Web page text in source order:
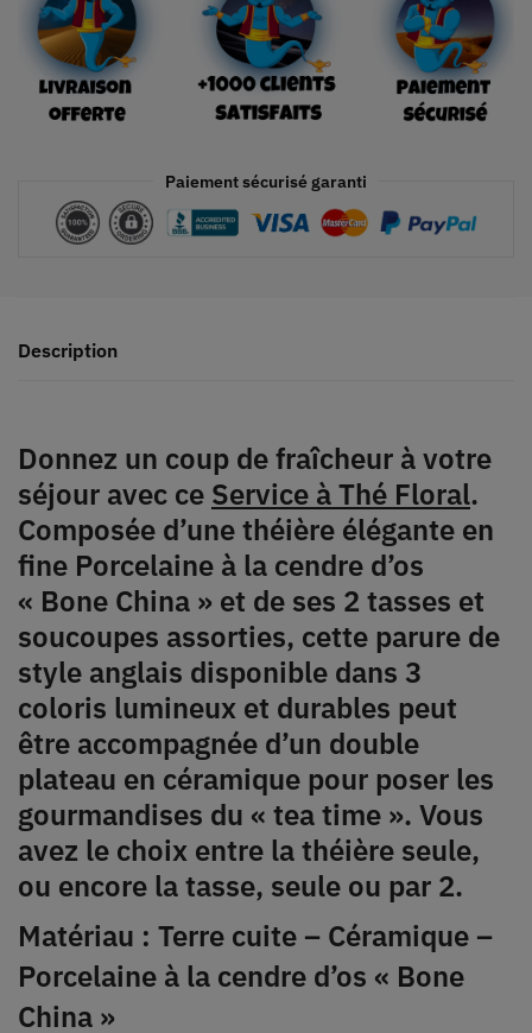
Paiement sécurisé garanti
Description
Donnez un coup de fraîcheur à votre
séjour avec ce Service à Thé Floral.
Composée d’une théière élégante en
fine Porcelaine à la cendre d’os
« Bone China » et de ses 2 tasses et
soucoupes assorties, cette parure de
style anglais disponible dans 3
coloris lumineux et durables peut
être accompagnée d’un double
plateau en céramique pour poser les
gourmandises du « tea time ». Vous
avez le choix entre la théière seule,
ou encore la tasse, seule ou par 2.
Matériau : Terre cuite – Céramique –
Porcelaine à la cendre d’os « Bone
China »